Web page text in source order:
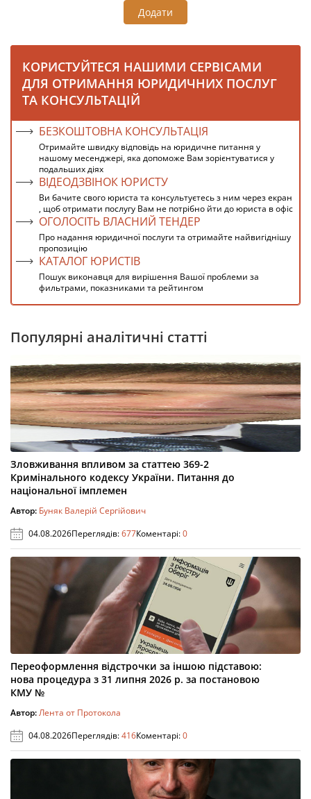
Додати
КОРИСТУЙТЕСЯ НАШИМИ СЕРВІСАМИ
ДЛЯ ОТРИМАННЯ ЮРИДИЧНИХ ПОСЛУГ
ТА КОНСУЛЬТАЦІЙ
БЕЗКОШТОВНА КОНСУЛЬТАЦІЯ
Отримайте швидку відповідь на юридичне питання у
нашому месенджері, яка допоможе Вам зорієнтуватися у
подальших діях
ВІДЕОДЗВІНОК ЮРИСТУ
Ви бачите свого юриста та консультуєтесь з ним через екран
, щоб отримати послугу Вам не потрібно йти до юриста в офіс
ОГОЛОСІТЬ ВЛАСНИЙ ТЕНДЕР
Про надання юридичної послуги та отримайте найвигіднішу
пропозицію
КАТАЛОГ ЮРИСТІВ
Пошук виконавця для вирішення Вашої проблеми за
фильтрами, показниками та рейтингом
Популярні аналітичні статті
Зловживання впливом за статтею 369-2
Кримінального кодексу України. Питання до
національної імплемен
Автор: Буняк Валерій Сергійович
04.08.2026Переглядів:677Коментарі:0
Переоформлення відстрочки за іншою підставою:
нова процедура з 31 липня 2026 р. за постановою
КМУ №
Автор:Лента от Протокола
04.08.2026Переглядів:416Коментарі:0